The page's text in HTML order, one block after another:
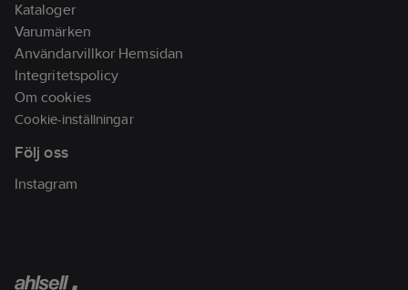
Kataloger
Varumärken
Användarvillkor Hemsidan
Integritetspolicy
Om cookies
Cookie-inställningar
Följ oss
Instagram